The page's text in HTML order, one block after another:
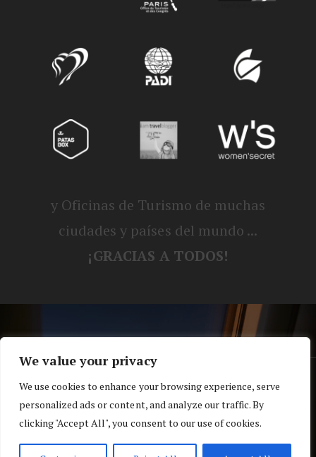
We value your privacy
We use cookies to enhance your browsing experience, serve
personalized ads or content, and analyze our traffic. By
clicking "Accept All", you consent to our use of cookies.
y Oficinas de Turismo de muchas
ciudades y países del mundo ...
¡GRACIAS A TODOS!
® Blog personal de Alex, Nerea, Turbo y
Koko |Política de privacidad y cookies
Top